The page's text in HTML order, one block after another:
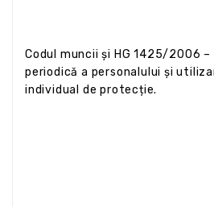
Codul muncii și HG 1425/2006
periodică a personalului și
individual de protecție.